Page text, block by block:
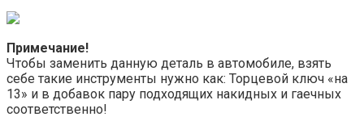
Примечание!
Чтобы заменить данную деталь в автомобиле, взять
себе такие инструменты нужно как: Торцевой ключ «на
13» и в добавок пару подходящих накидных и гаечных
соответственно!